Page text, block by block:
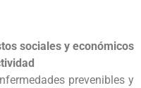
sociales y económicos
prevenibles y